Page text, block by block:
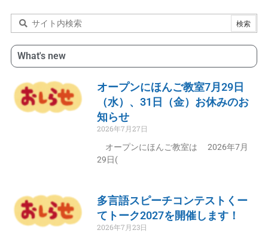
What's new
オープンにほんご教室7月29日
（水）、31日（金）お休みのお
知らせ
2026年7月27日
オープンにほんご教室は 2026年7月
29日(
多言語スピーチコンテストくー
てトーク2027を開催します！
2026年7月23日